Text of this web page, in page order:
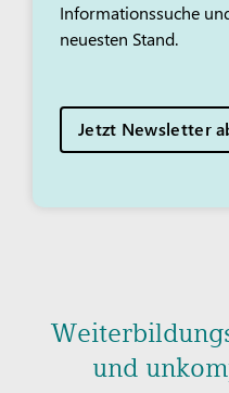
Informationssuche
neuesten Stand.
Jetzt Newsletter
und